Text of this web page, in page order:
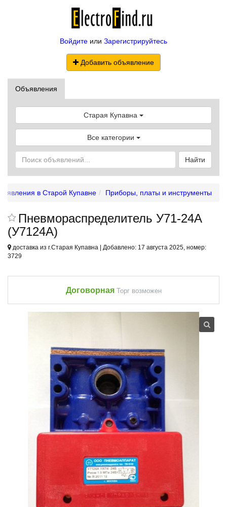
Войдите или Зарегистрируйтесь
Добавить объявление
Объявления
Старая Купавна
Все категории
Найти
в Старой Купавне Приборы, платы и инструменты
Пневмораспределитель У71-24А
(У7124А)
доставка из г.Старая Купавна | Добавлено: 17 августа 2025, номер:
3729
Договорная Торг возможен